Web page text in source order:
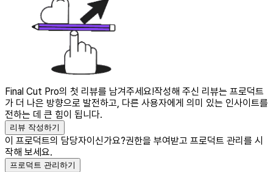
Final Cut Pro의 첫 리뷰를 남겨주세요!작성해 주신 리뷰는 프로덕트
가 더 나은 방향으로 발전하고, 다른 사용자에게 의미 있는 인사이트를
전하는 데 큰 힘이 됩니다.
리뷰 작성하기
이 프로덕트의 담당자이신가요?권한을 부여받고 프로덕트 관리를 시
작해 보세요.
프로덕트 관리하기